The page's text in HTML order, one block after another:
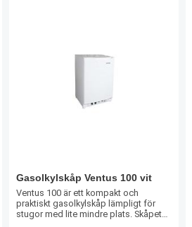
Gasolkylskåp Ventus 100 vit
Ventus 100 är ett kompakt och
praktiskt gasolkylskåp lämpligt för
stugor med lite mindre plats. Skåpet